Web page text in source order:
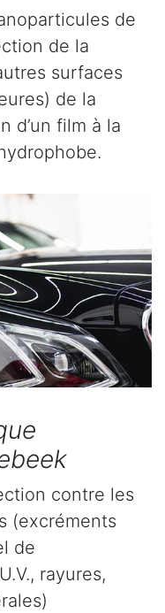
de
de la
surfaces
de la
d’un film à la
contre les
(excréments
de
rayures,